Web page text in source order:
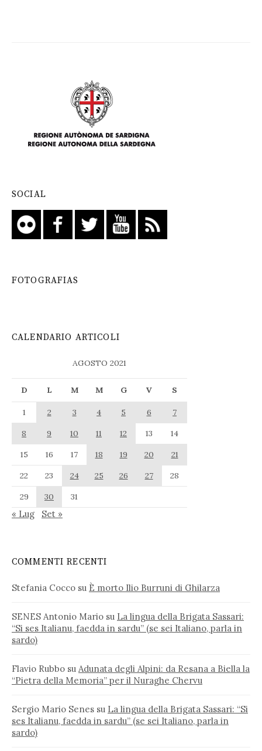
SOCIAL
FOTOGRAFIAS
CALENDARIO ARTICOLI
AGOSTO 2021
D L M M G V S
1 2 3 4 5 6
7
8
9 10 11 12 13
14
15
16 17 18 19 20
21
22
23 24 25 26 27
28
29
30 31
« Lug Set »
COMMENTI RECENTI
Stefania Cocco su È morto Ilio Burruni di Ghilarza
SENES Antonio Mario su La lingua della Brigata Sassari:
“Si ses Italianu, faedda in sardu” (se sei Italiano, parla in
sardo)
Flavio Rubbo su Adunata degli Alpini: da Resana a Biella la
“Pietra della Memoria” per il Nuraghe Chervu
Sergio Mario Senes su La lingua della Brigata Sassari: “Si
ses Italianu, faedda in sardu” (se sei Italiano, parla in
sardo)